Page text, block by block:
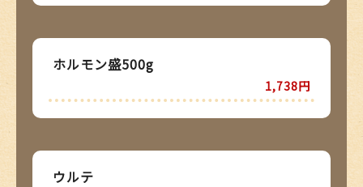
ホルモン盛500g
1,738円
ウルテ